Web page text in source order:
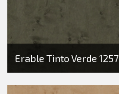
Erable Tinto Verde 1257